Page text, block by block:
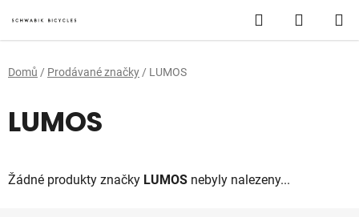
na
obsah
Hledat
KOŠÍK
Domů / Prodávané značky / LUMOS
LUMOS
Žádné produkty značky LUMOS nebyly nalezeny...